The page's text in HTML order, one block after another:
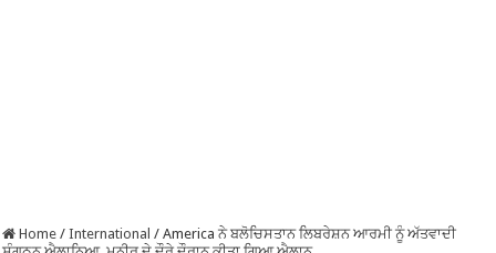
Home / International / America ਨੇ ਬਲੋਚਿਸਤਾਨ ਲਿਬਰੇਸ਼ਨ ਆਰਮੀ ਨੂੰ ਅੱਤਵਾਦੀ